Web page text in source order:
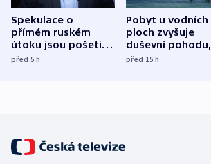
Spekulace o
přímém ruském
útoku jsou pošetilé,
míní estonský
před 5h
Pobyt u vodních
ploch zvyšuje
duševní pohodu,
ukázala
před 15h